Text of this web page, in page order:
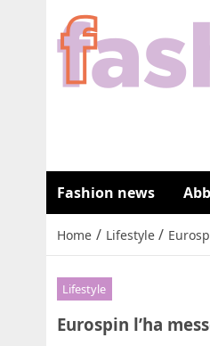
Fashion news
Home / Lifestyle /
Lifestyle
Eurospin l’ha